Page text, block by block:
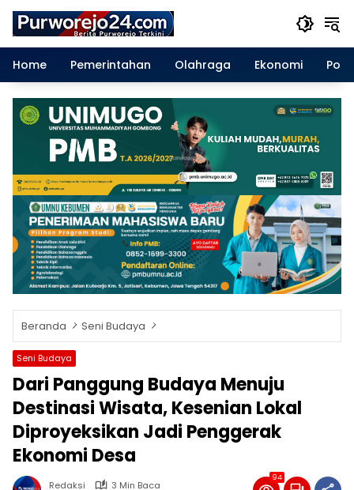
Langsung
konten
Home
Pemerintahan Olahraga Ekonomi
Beranda Seni Budaya
Seni Budaya
Dari Panggung Budaya Menuju
Destinasi Wisata, Kesenian Lokal
Diproyeksikan Jadi Penggerak
Ekonomi Desa
Redaksi
3 Min Baca
94